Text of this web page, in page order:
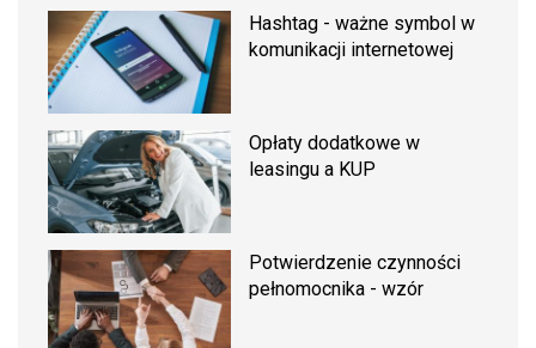
Hashtag - ważne symbol w
komunikacji internetowej
Opłaty dodatkowe w
leasingu a KUP
Potwierdzenie czynności
pełnomocnika - wzór